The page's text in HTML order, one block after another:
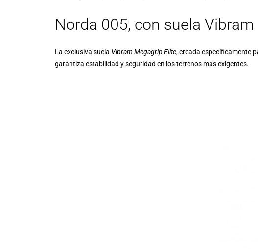
Norda 005, con suela
La exclusiva suela Vibram Megagrip Elite, creada específicamente
garantiza estabilidad y seguridad en los terrenos más exigentes.